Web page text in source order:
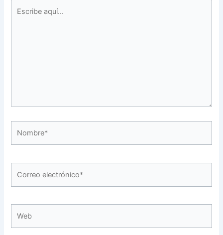
aquí...
electrónico*